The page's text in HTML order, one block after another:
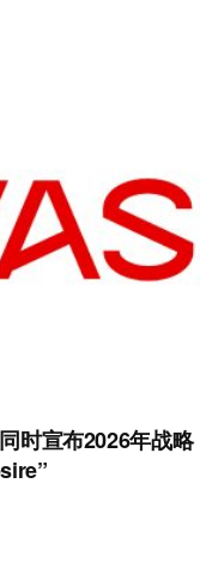
时宣布2026年战略